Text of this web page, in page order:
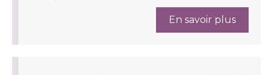
En savoir plus